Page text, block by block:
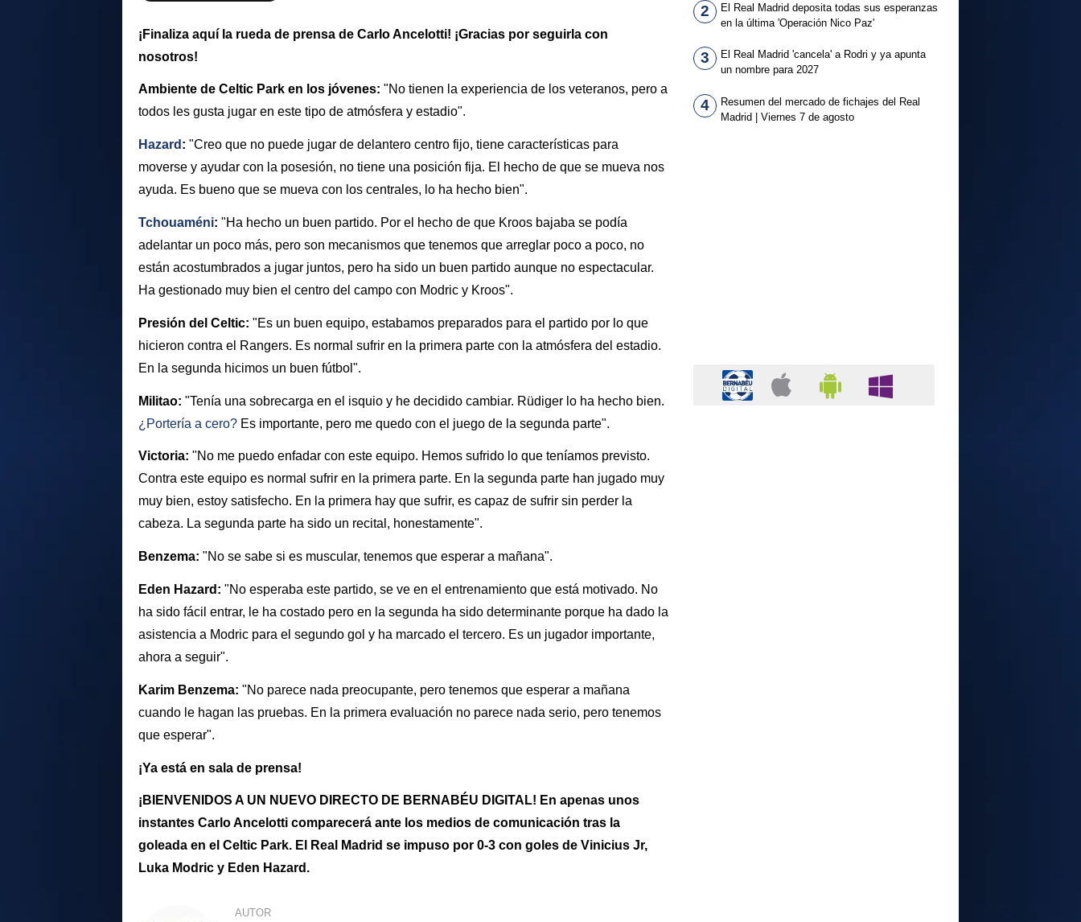
¡Finaliza aquí la rueda de prensa de Carlo Ancelotti! ¡Gracias por seguirla con
nosotros!
Ambiente de Celtic Park en los jóvenes: "No tienen la experiencia de los veteranos, pero a
todos les gusta jugar en este tipo de atmósfera y estadio".
Hazard : "Creo que no puede jugar de delantero centro fijo, tiene características para
moverse y ayudar con la posesión, no tiene una posición fija. El hecho de que se mueva nos
ayuda. Es bueno que se mueva con los centrales, lo ha hecho bien".
Tchouaméni: "Ha hecho un buen partido. Por el hecho de que Kroos bajaba se podía
adelantar un poco más, pero son mecanismos que tenemos que arreglar poco a poco, no
están acostumbrados a jugar juntos, pero ha sido un buen partido aunque no espectacular.
Ha gestionado muy bien el centro del campo con Modric y Kroos".
Presión del Celtic: "Es un buen equipo, estabamos preparados para el partido por lo que
hicieron contra el Rangers. Es normal sufrir en la primera parte con la atmósfera del estadio.
En la segunda hicimos un buen fútbol".
Militao: "Tenía una sobrecarga en el isquio y he decidido cambiar. Rüdiger lo ha hecho bien.
¿Portería a cero? Es importante, pero me quedo con el juego de la segunda parte".
Victoria: "No me puedo enfadar con este equipo. Hemos sufrido lo que teníamos previsto.
Contra este equipo es normal sufrir en la primera parte. En la segunda parte han jugado muy
muy bien, estoy satisfecho. En la primera hay que sufrir, es capaz de sufrir sin perder la
cabeza. La segunda parte ha sido un recital, honestamente".
Benzema: "No se sabe si es muscular, tenemos que esperar a mañana".
Eden Hazard: "No esperaba este partido, se ve en el entrenamiento que está motivado. No
ha sido fácil entrar, le ha costado pero en la segunda ha sido determinante porque ha dado la
asistencia a Modric para el segundo gol y ha marcado el tercero. Es un jugador importante,
ahora a seguir".
Karim Benzema: "No parece nada preocupante, pero tenemos que esperar a mañana
cuando le hagan las pruebas. En la primera evaluación no parece nada serio, pero tenemos
que esperar".
¡Ya está en sala de prensa!
¡BIENVENIDOS A UN NUEVO DIRECTO DE BERNABÉU DIGITAL! En apenas unos
instantes Carlo Ancelotti comparecerá ante los medios de comunicación tras la
goleada en el Celtic Park. El Real Madrid se impuso por 0-3 con goles de Vinicius Jr,
Luka Modric y Eden Hazard.
AUTOR
2
El Real Madrid deposita todas sus esperanzas
en la última 'Operación Nico Paz'
3
El Real Madrid 'cancela' a Rodri y ya apunta
un nombre para 2027
4
Resumen del mercado de fichajes del Real
Madrid | Viernes 7 de agosto